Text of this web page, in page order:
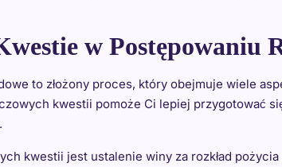
w Postępowaniu
to złożony proces, który obejmuje wiele
kwestii pomoże Ci lepiej przygotować
kwestii jest ustalenie winy za rozkład